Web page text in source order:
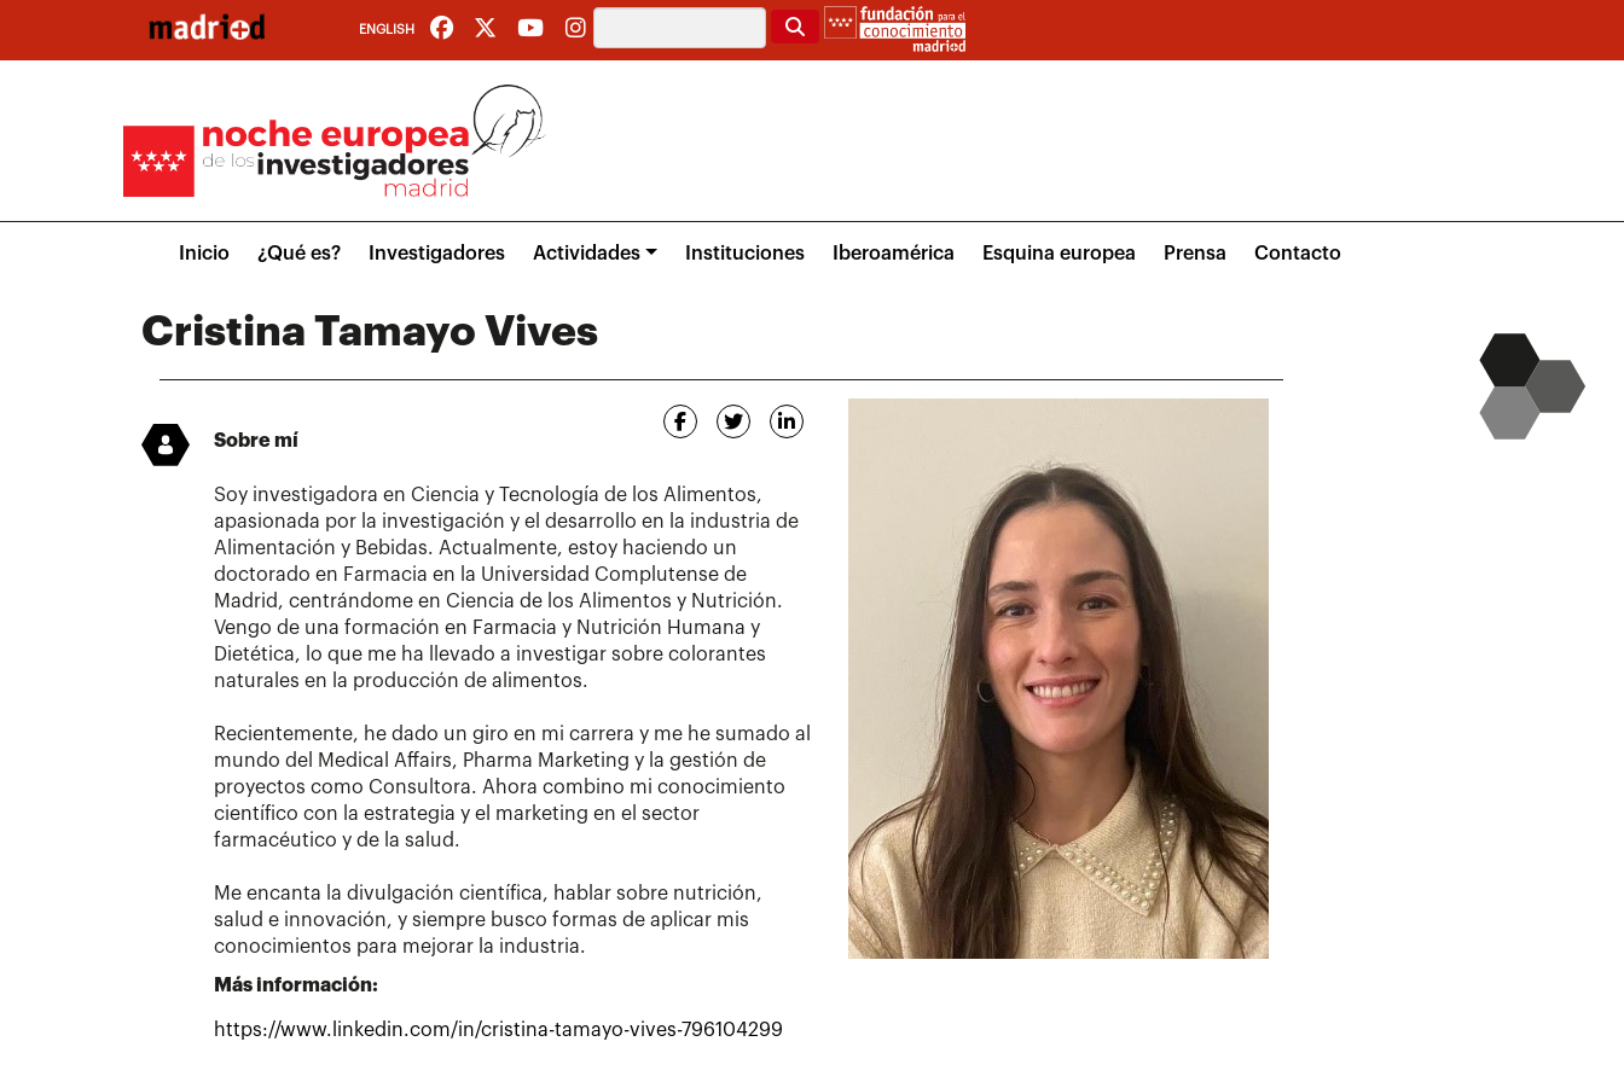
contenido
ENGLISH Buscar
menuInicio ¿Qué es? Investigadores Actividades Instituciones Iberoamérica Esquina europea Prensa Contacto
Cristina Tamayo Vives
Sobre mí
Soy investigadora en Ciencia y Tecnología de los Alimentos,
apasionada por la investigación y el desarrollo en la industria de
Alimentación y Bebidas. Actualmente, estoy haciendo un
doctorado en Farmacia en la Universidad Complutense de
Madrid, centrándome en Ciencia de los Alimentos y Nutrición.
Vengo de una formación en Farmacia y Nutrición Humana y
Dietética, lo que me ha llevado a investigar sobre colorantes
naturales en la producción de alimentos.
Recientemente, he dado un giro en mi carrera y me he sumado al
mundo del Medical Affairs, Pharma Marketing y la gestión de
proyectos como Consultora. Ahora combino mi conocimiento
científico con la estrategia y el marketing en el sector
farmacéutico y de la salud.
Me encanta la divulgación científica, hablar sobre nutrición,
salud e innovación, y siempre busco formas de aplicar mis
conocimientos para mejorar la industria.
Más información:
https://www.linkedin.com/in/cristina-tamayo-vives-796104299